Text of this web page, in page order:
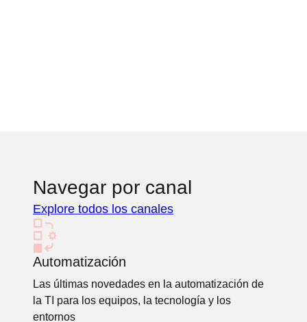
Navegar por canal
Explore todos los canales
Automatización
Las últimas novedades en la automatización de
la TI para los equipos, la tecnología y los
entornos